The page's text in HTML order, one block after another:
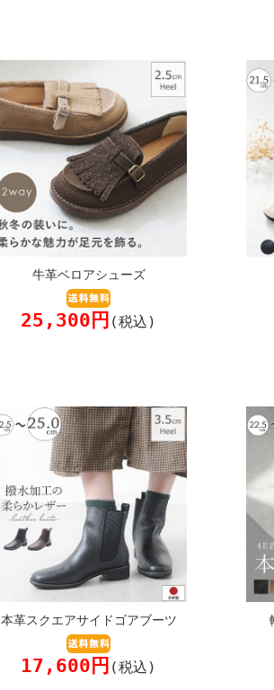
牛革ベロアシューズ
25,300円 (税込)
本革スクエアサイドゴアブーツ
17,600円 (税込)